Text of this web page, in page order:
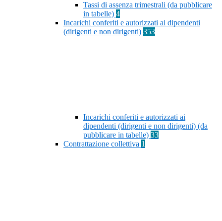
Tassi di assenza trimestrali (da pubblicare
in tabelle) 4
Incarichi conferiti e autorizzati ai dipendenti
(dirigenti e non dirigenti) 353
Incarichi conferiti e autorizzati ai
dipendenti (dirigenti e non dirigenti) (da
pubblicare in tabelle) 33
Contrattazione collettiva 1